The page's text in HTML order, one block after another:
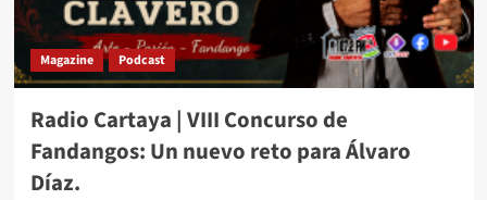
Magazine Podcast
Radio Cartaya | VIII Concurso de
Fandangos: Un nuevo reto para Álvaro
Díaz.